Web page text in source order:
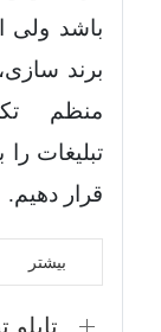
باشد ولی
برند
منظم
تبلیغات
قرار دهیم.
بیشتر